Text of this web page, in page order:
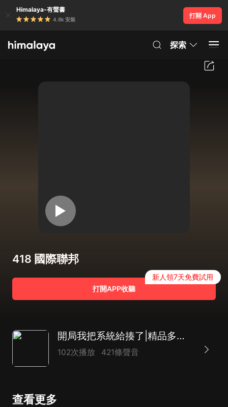
Himalaya-有聲書
4.8k 安裝
打開 App
探索
418 國際聯邦
打開APP收聽
新人領7天免費試用
開局我把系統給揍了|精品多播|重啟人生|學霸開局
102次播放 421條聲音
查看更多